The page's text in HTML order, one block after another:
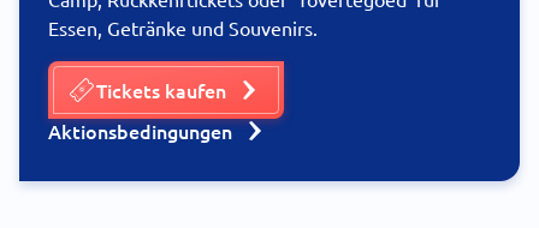
Essen, Getränke und Souvenirs.
Tickets kaufen
Aktionsbedingungen